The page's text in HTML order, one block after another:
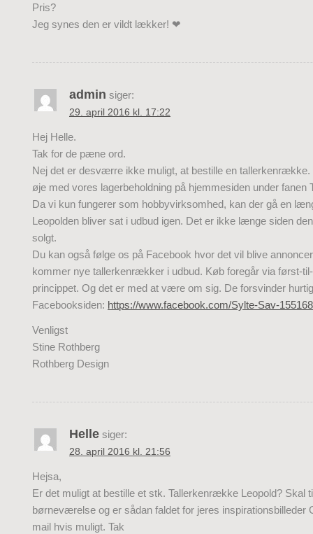
Pris?
Jeg synes den er vildt lækker! ❤
admin siger:
29. april 2016 kl. 17:22
Hej Helle.
Tak for de pæne ord.
Nej det er desværre ikke muligt, at bestille en tallerkenrække.
øje med vores lagerbeholdning på hjemmesiden under fanen
Da vi kun fungerer som hobbyvirksomhed, kan der gå en
Leopolden bliver sat i udbud igen. Det er ikke længe siden
solgt.
Du kan også følge os på Facebook hvor det vil blive
kommer nye tallerkenrækker i udbud. Køb foregår via først-
princippet. Og det er med at være om sig. De forsvinder
Facebooksiden: https://www.facebook.com/Sylte-Sav-
Venligst
Stine Rothberg
Rothberg Design
Helle siger:
28. april 2016 kl. 21:56
Hejsa,
Er det muligt at bestille et stk. Tallerkenrække Leopold? Skal
børneværelse og er sådan faldet for jeres inspirationsbilleder
mail hvis muligt. Tak